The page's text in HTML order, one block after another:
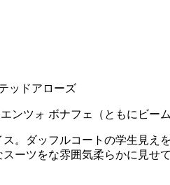
ンツォ ボナフェ（ともにビー
。ダッフルコートの学生見
ーツをな雰囲気柔らかに見せて